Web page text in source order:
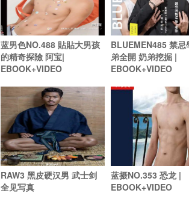
蓝男色NO.488 貼貼大男孩
的精奇探險 阿宝|
EBOOK+VIDEO
BLUEMEN485 禁忌
弟全開 奶弟挖掘 |
EBOOK+VIDEO
RAW3 黑皮硬汉男 武士剑
全见写真
蓝摄NO.353 恐龙 |
EBOOK+VIDEO